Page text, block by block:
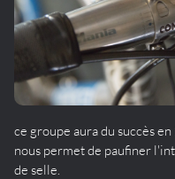
ce groupe aura du succès
nous permet de paufiner
de selle.